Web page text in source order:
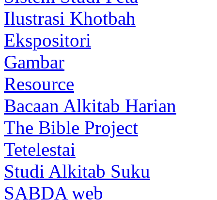
Ilustrasi Khotbah
Ekspositori
Gambar
Resource
Bacaan Alkitab Harian
The Bible Project
Tetelestai
Studi Alkitab Suku
SABDA web